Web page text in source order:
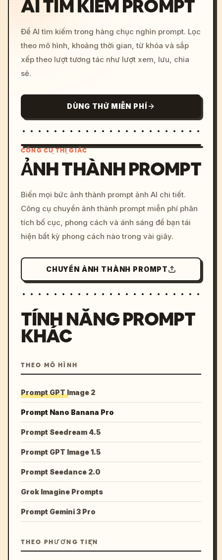
AI TÌM KIẾM PROMPT
Để AI tìm kiếm trong hàng chục nghìn prompt. Lọc
theo mô hình, khoảng thời gian, từ khóa và sắp
xếp theo lượt tương tác như lượt xem, lưu, chia
sẻ.
DÙNG THỬ MIỄN PHÍ
c, cyberpunk sunset, neon
colors, 8k --v 6.0
CÔNG CỤ THỊ GIÁC
ẢNH THÀNH PROMPT
Biến mọi bức ảnh thành prompt ảnh AI chi tiết.
Công cụ chuyển ảnh thành prompt miễn phí phân
tích bố cục, phong cách và ánh sáng để bạn tái
hiện bất kỳ phong cách nào trong vài giây.
CHUYỂN ẢNH THÀNH PROMPT
TÍNH NĂNG PROMPT
KHÁC
THEO MÔ HÌNH
Prompt GPT Image 2
Prompt Nano Banana Pro
Prompt Seedream 4.5
Prompt GPT Image 1.5
Prompt Seedance 2.0
Grok Imagine Prompts
Prompt Gemini 3 Pro
THEO PHƯƠNG TIỆN